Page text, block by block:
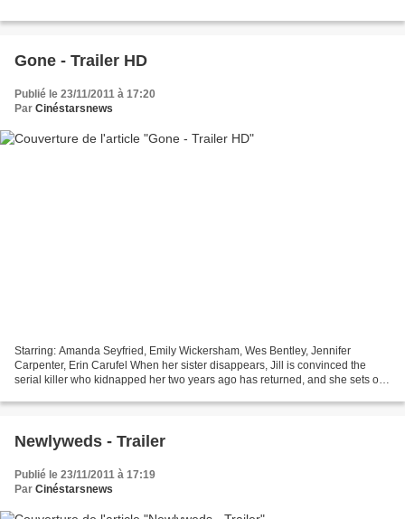
Gone - Trailer HD
Publié le 23/11/2011 à 17:20
Par Cinéstarsnews
Starring: Amanda Seyfried, Emily Wickersham, Wes Bentley, Jennifer
Carpenter, Erin Carufel When her sister disappears, Jill is convinced the
serial killer who kidnapped her two years ago has returned, and she sets out
Newlyweds - Trailer
Publié le 23/11/2011 à 17:19
Par Cinéstarsnews